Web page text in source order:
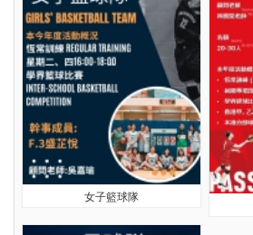
女子籃球隊